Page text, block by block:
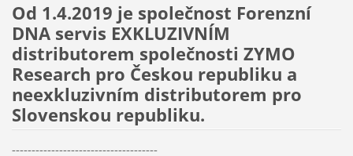
Od 1.4.2019 je společnost Forenzní
DNA servis EXKLUZIVNÍM
distributorem společnosti ZYMO
Research pro Českou republiku a
neexkluzivním distributorem pro
Slovenskou republiku.
-------------------------------------